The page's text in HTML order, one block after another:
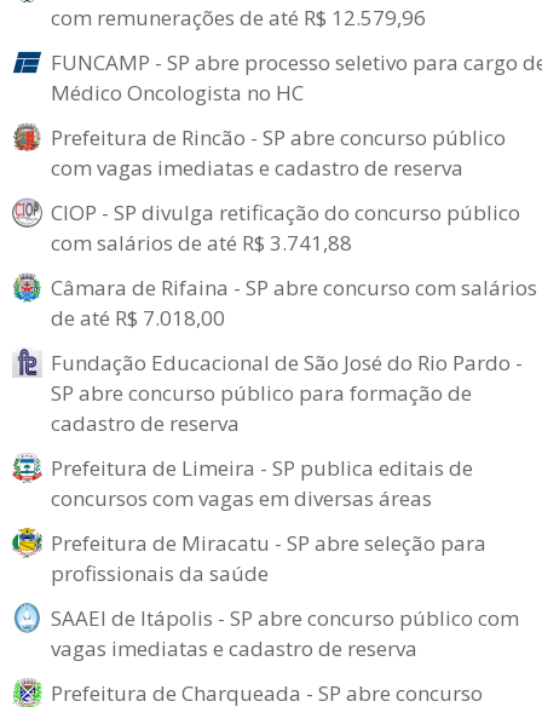
com remunerações de até R$ 12.579,96
FUNCAMP - SP abre processo seletivo para cargo
Médico Oncologista no HC
Prefeitura de Rincão - SP abre concurso público
com vagas imediatas e cadastro de reserva
CIOP - SP divulga retificação do concurso público
com salários de até R$ 3.741,88
Câmara de Rifaina - SP abre concurso com salários
de até R$ 7.018,00
Fundação Educacional de São José do Rio Pardo -
SP abre concurso público para formação de
cadastro de reserva
Prefeitura de Limeira - SP publica editais de
concursos com vagas em diversas áreas
Prefeitura de Miracatu - SP abre seleção para
profissionais da saúde
SAAEI de Itápolis - SP abre concurso público com
vagas imediatas e cadastro de reserva
Prefeitura de Charqueada - SP abre concurso